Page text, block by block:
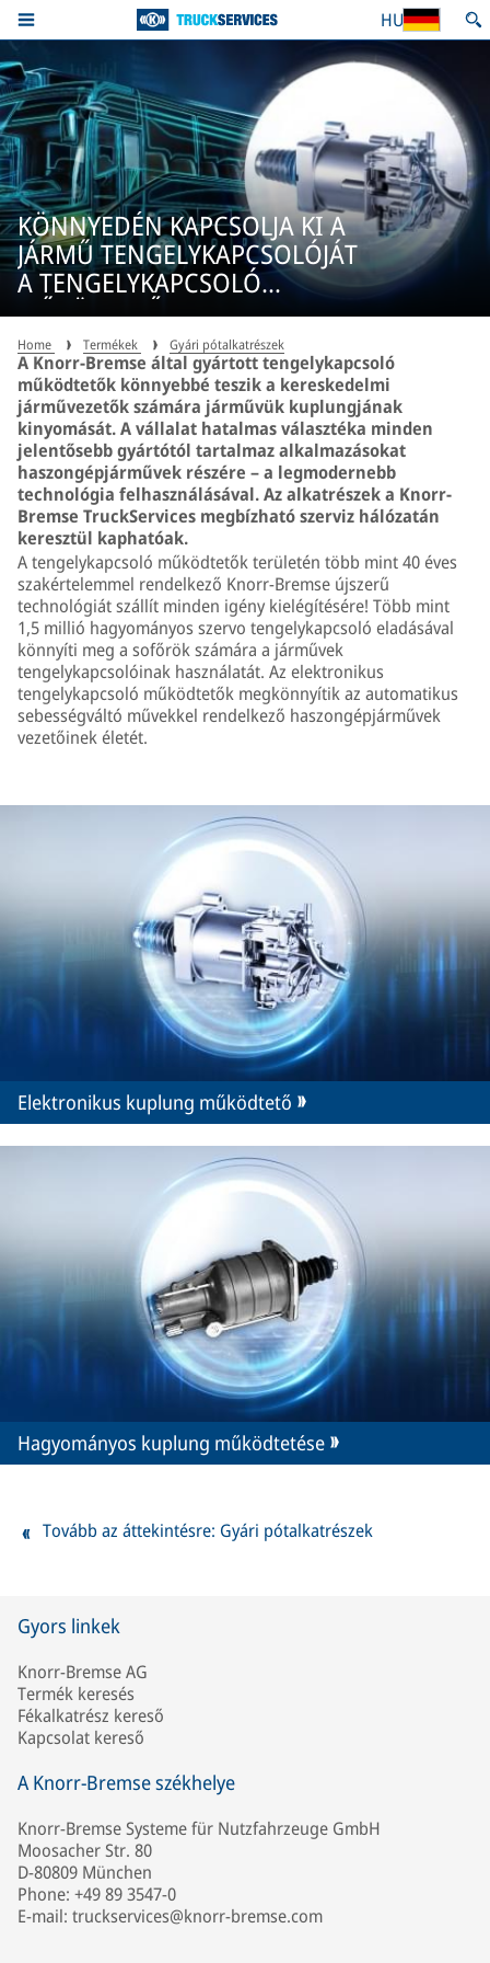
HU
KÖNNYEDÉN KAPCSOLJA KI A
JÁRMŰ TENGELYKAPCSOLÓJÁT
A TENGELYKAPCSOLÓ
MŰKÖDTETŐ RENDSZER
SEGÍTSÉGÉVEL.
Home Termékek Gyári pótalkatrészek
A Knorr-Bremse által gyártott tengelykapcsoló
működtetők könnyebbé teszik a kereskedelmi
járművezetők számára járművük kuplungjának
kinyomását. A vállalat hatalmas választéka minden
jelentősebb gyártótól tartalmaz alkalmazásokat
haszongépjárművek részére – a legmodernebb
technológia felhasználásával. Az alkatrészek a Knorr-
Bremse TruckServices megbízható szerviz hálózatán
keresztül kaphatóak.
A tengelykapcsoló működtetők területén több mint 40 éves
szakértelemmel rendelkező Knorr-Bremse újszerű
technológiát szállít minden igény kielégítésére! Több mint
1,5 millió hagyományos szervo tengelykapcsoló eladásával
könnyíti meg a sofőrök számára a járművek
tengelykapcsolóinak használatát. Az elektronikus
tengelykapcsoló működtetők megkönnyítik az automatikus
sebességváltó művekkel rendelkező haszongépjárművek
vezetőinek életét.
Elektronikus kuplung működtető
Hagyományos kuplung működtetése
Tovább az áttekintésre: Gyári pótalkatrészek
Gyors linkek
Knorr-Bremse AG
Termék keresés
Fékalkatrész kereső
Kapcsolat kereső
A Knorr-Bremse székhelye
Knorr-Bremse Systeme für Nutzfahrzeuge GmbH
Moosacher Str. 80
D-80809 München
Phone: +49 89 3547-0
E-mail: truckservices@knorr-bremse.com